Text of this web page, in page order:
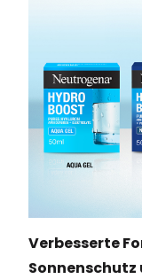
Verbesserte